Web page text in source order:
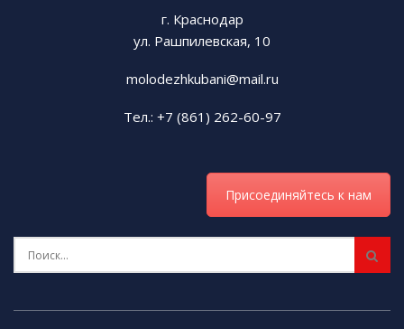
г. Краснодар
ул. Рашпилевская, 10
molodezhkubani@mail.ru
Тел.: +7 (861) 262-60-97
Присоединяйтесь к нам